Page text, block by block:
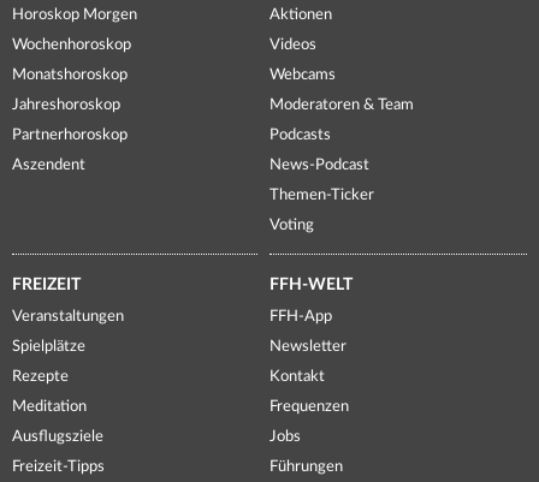
Horoskop Morgen
Wochenhoroskop
Monatshoroskop
Jahreshoroskop
Partnerhoroskop
Aszendent
Aktionen
Videos
Webcams
Moderatoren & Team
Podcasts
News-Podcast
Themen-Ticker
Voting
FREIZEIT
Veranstaltungen
Spielplätze
Rezepte
Meditation
Ausflugsziele
Freizeit-Tipps
FFH-WELT
FFH-App
Newsletter
Kontakt
Frequenzen
Jobs
Führungen